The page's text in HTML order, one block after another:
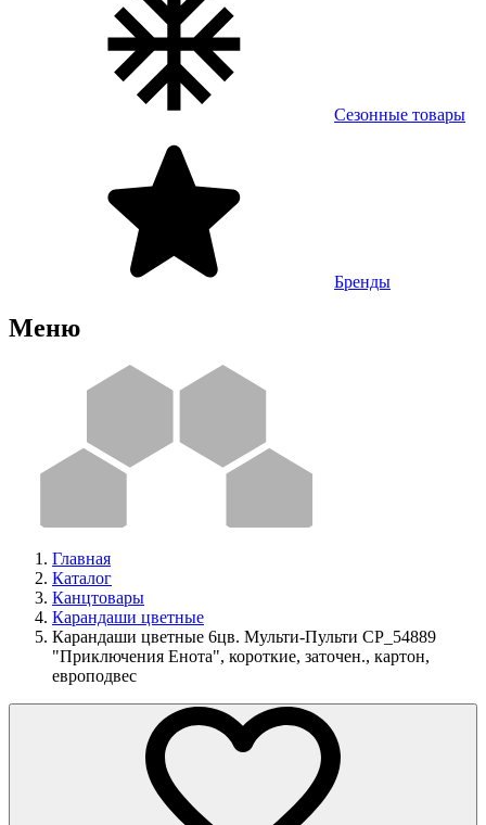
Сезонные товары
Бренды
Меню
Главная
Каталог
Канцтовары
Карандаши цветные
Карандаши цветные 6цв. Мульти-Пульти CP_54889
"Приключения Енота", короткие, заточен., картон,
европодвес